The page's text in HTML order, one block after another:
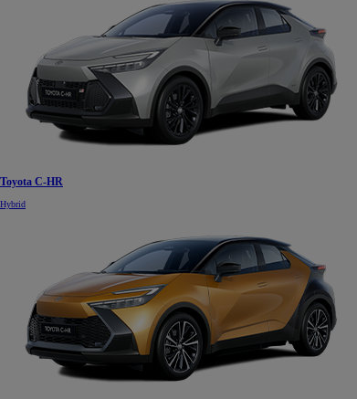
Od105 300 zł
Corolla Hatchback
HYBRID
Toyota C-HR
Hybrid